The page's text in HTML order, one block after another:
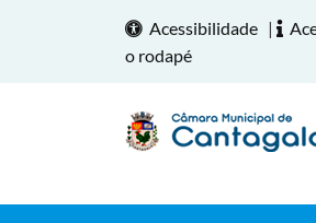
Acessibilidade |
o rodapé